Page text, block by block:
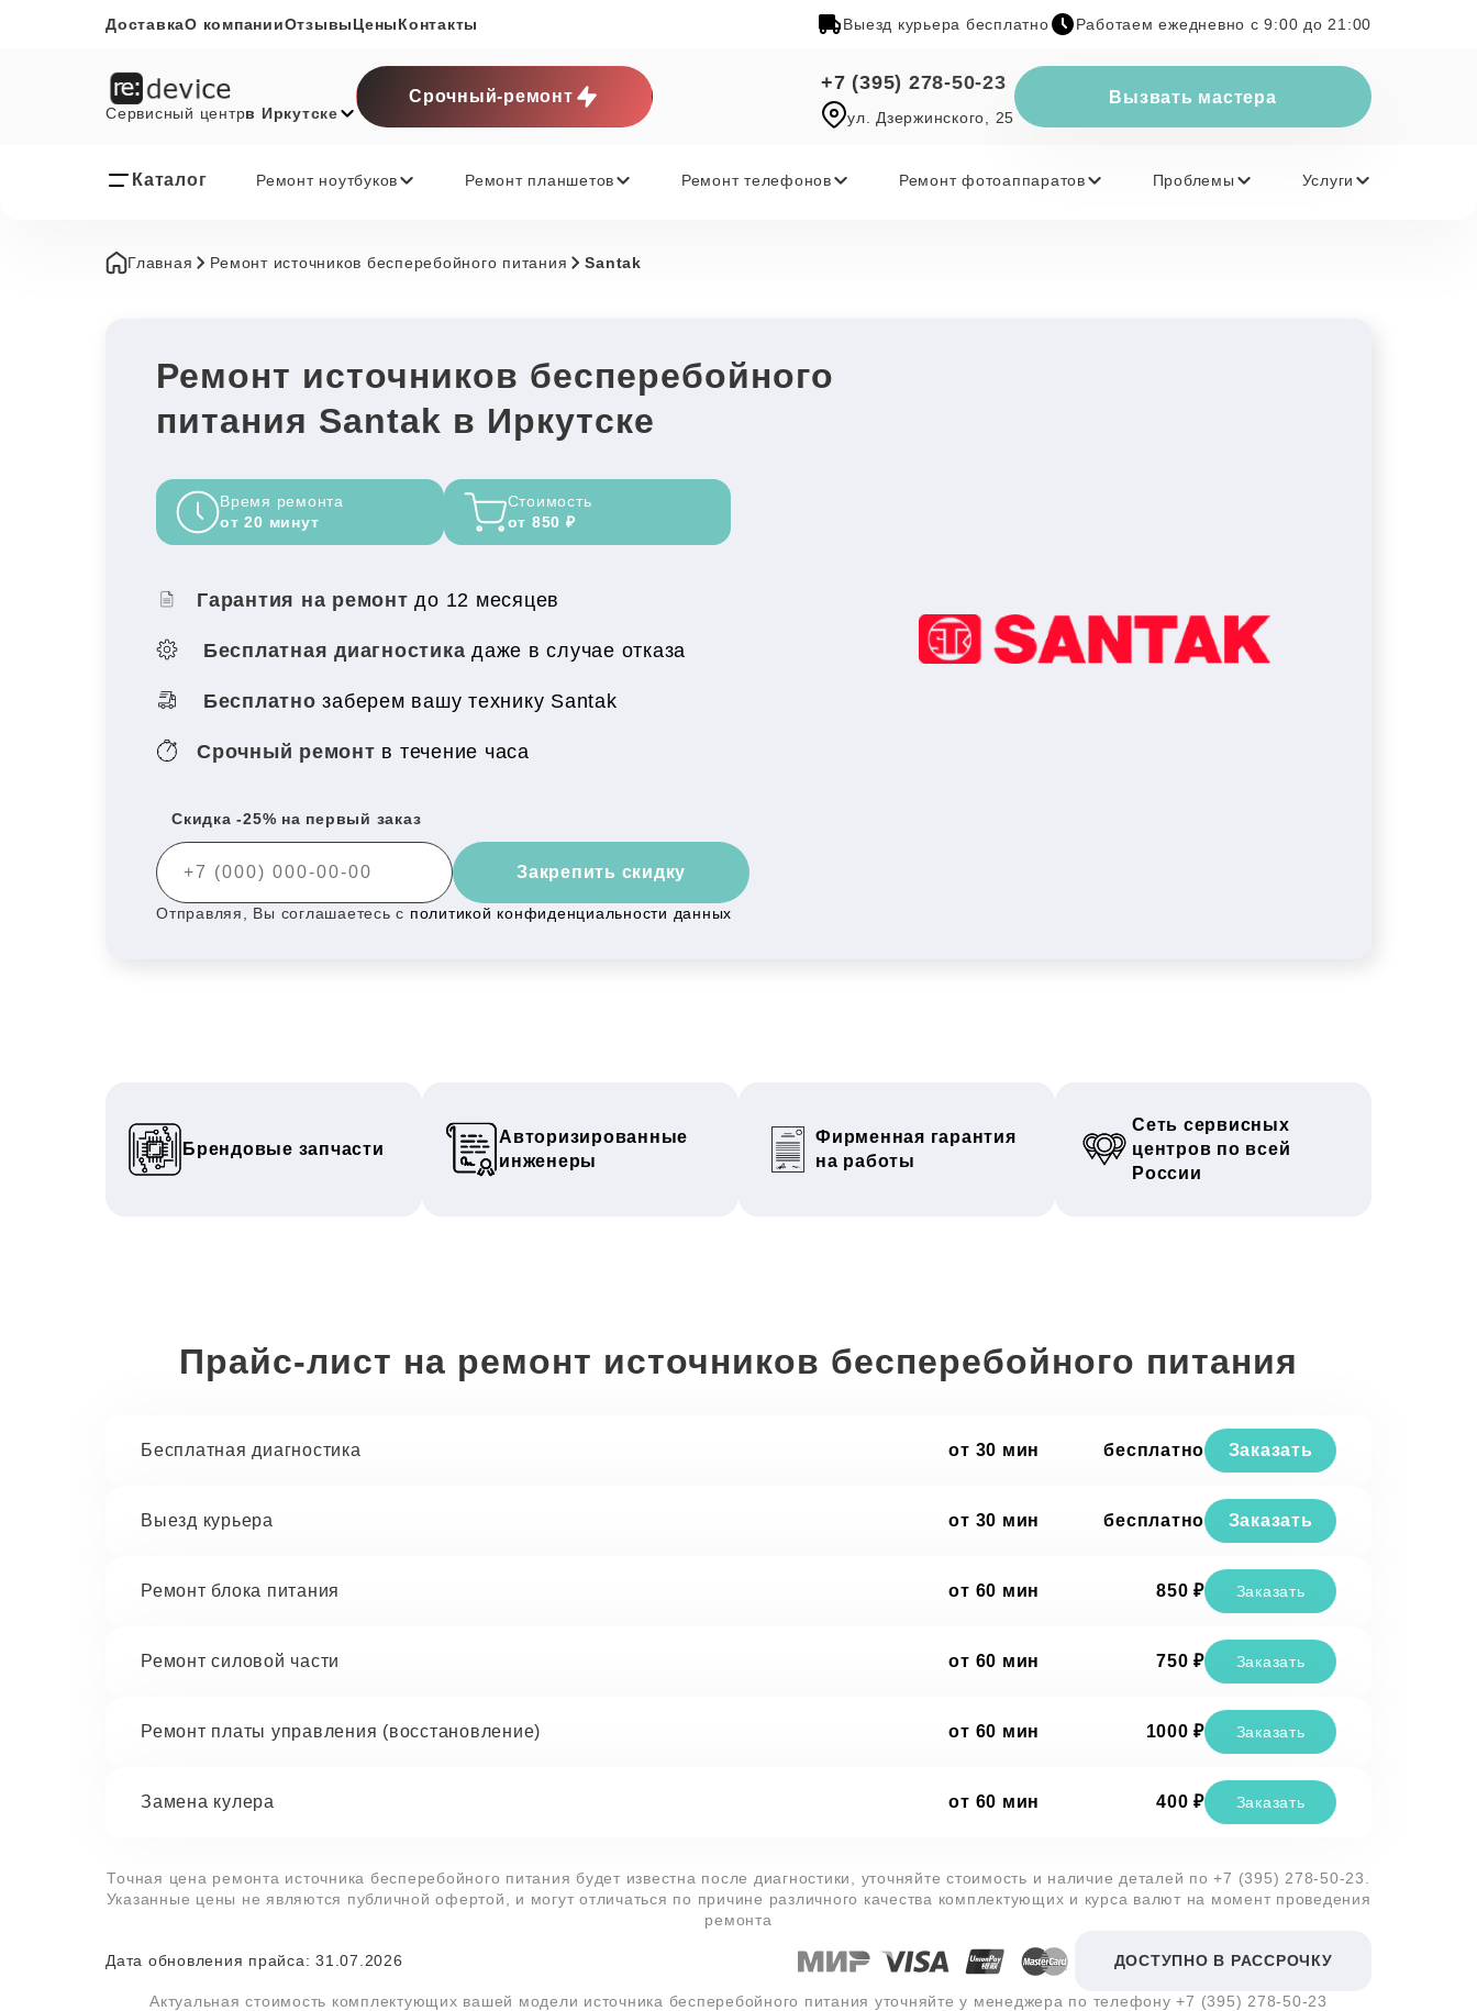
ДоставкаО компанииОтзывыЦеныКонтакты Выезд курьера бесплатно Работаем ежедневно с 9:00 до 21:00
Сервисный центрв Иркутске
Срочный-ремонт
+7 (395) 278-50-23
ул. Дзержинского, 25
Вызвать мастера
Каталог Ремонт ноутбуков Ремонт планшетов Ремонт телефонов Ремонт фотоаппаратов Проблемы Услуги
Главная Ремонт источников бесперебойного питания Santak
Ремонт источников бесперебойного
питания Santak в Иркутске
Время ремонта
от 20 минут
Стоимость
от 850 ₽
Гарантия на ремонтдо 12 месяцев
Бесплатная диагностика даже в случае отказа
Бесплатно заберем вашу технику Santak
Срочный ремонт в течение часа
Скидка -25% на первый заказ
Закрепить скидку
Отправляя, Вы соглашаетесь с политикой конфиденциальности данных
Брендовые запчасти
Авторизированные
инженеры
Фирменная гарантия
на работы
Сеть сервисных
центров по всей
России
Прайс-лист на ремонт источников бесперебойного питания
Бесплатная диагностика от 30 мин бесплатно Заказать
Выезд курьера от 30 мин бесплатно Заказать
Ремонт блока питания от 60 мин 850 ₽ Заказать
Ремонт силовой части от 60 мин 750 ₽ Заказать
Ремонт платы управления (восстановление) от 60 мин 1000 ₽ Заказать
Замена кулера от 60 мин 400 ₽ Заказать
Точная цена ремонта источника бесперебойного питания будет известна после диагностики, уточняйте стоимость и наличие деталей по+7 (395) 278-50-23
Указанные цены не являются публичной офертой, и могут отличаться по причине различного качества комплектующих и курса валют на момент проведения
ремонта
Дата обновления прайса: 31.07.2026 ДОСТУПНО В РАССРОЧКУ
Актуальная стоимость комплектующих вашей модели источника бесперебойного питания уточняйте у менеджера по телефону+7 (395) 278-50-23